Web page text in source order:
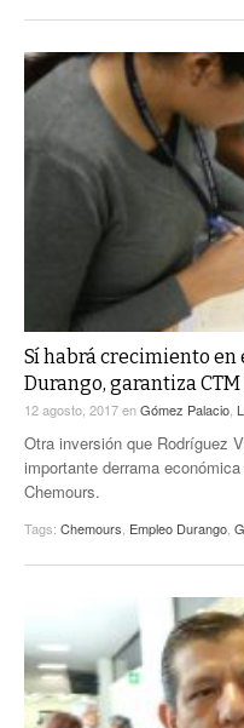
Sí habrá crecimiento en
Durango, garantiza
12 agosto, 2017enGómez Palacio
Otra inversión que Rodríguez
importante derrama
Chemours.
Tags: Chemours Empleo Durango